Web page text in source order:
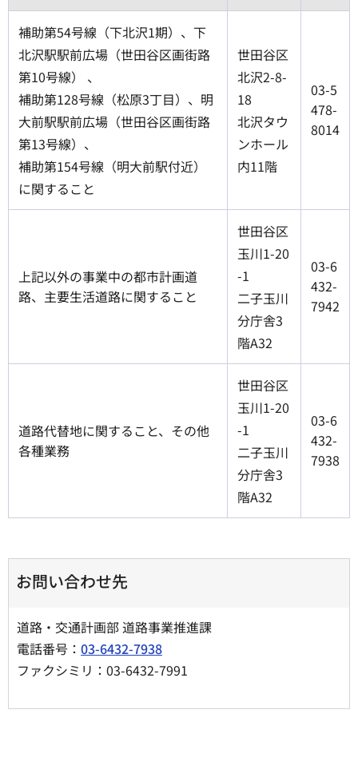
補助第54号線（下北沢1期）、下
北沢駅駅前広場（世田谷区画街路
第10号線） 、
補助第128号線（松原3丁目）、明
大前駅駅前広場（世田谷区画街路
第13号線）、
補助第154号線（明大前駅付近）
に関すること
世田谷区
北沢2-8-
18
北沢タウ
ンホール
内11階
03-5
478-
8014
上記以外の事業中の都市計画道
路、主要生活道路に関すること
世田谷区
玉川1-20
-1
二子玉川
分庁舎3
階A32
03-6
432-
7942
道路代替地に関すること、その他
各種業務
世田谷区
玉川1-20
-1
二子玉川
分庁舎3
階A32
03-6
432-
7938
お問い合わせ先
道路・交通計画部 道路事業推進課
電話番号： 03-6432-7938
ファクシミリ：03-6432-7991